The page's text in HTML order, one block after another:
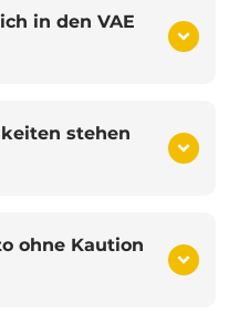
in den VAE
stehen
ohne Kaution